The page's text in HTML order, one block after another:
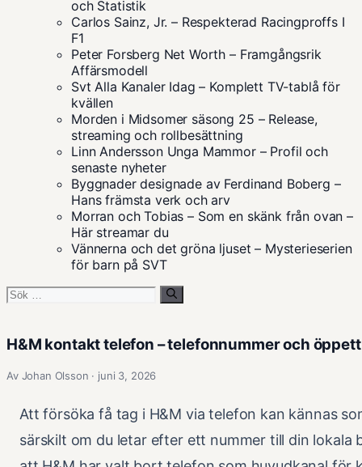
och Statistik
Carlos Sainz, Jr. – Respekterad Racingproffs I
F1
Peter Forsberg Net Worth – Framgångsrik
Affärsmodell
Svt Alla Kanaler Idag – Komplett TV-tablå för
kvällen
Morden i Midsomer säsong 25 – Release,
streaming och rollbesättning
Linn Andersson Unga Mammor – Profil och
senaste nyheter
Byggnader designade av Ferdinand Boberg –
Hans främsta verk och arv
Morran och Tobias – Som en skänk från ovan –
Här streamar du
Vännerna och det gröna ljuset – Mysterieserien
för barn på SVT
Sök
H&M kontakt telefon – telefonnummer och
Av Johan Olsson · juni 3, 2026
Att försöka få tag i H&M via telefon kan kännas
särskilt om du letar efter ett nummer till din lokala